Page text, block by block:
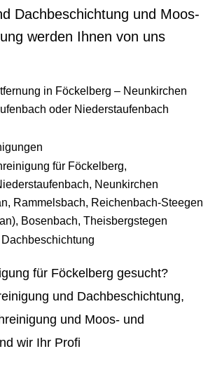
Dachbeschichtung und Moos-
werden Ihnen von uns
in Föckelberg – Neunkirchen
oder Niederstaufenbach
für Föckelberg,
Neunkirchen
Rammelsbach, Reichenbach-Steegen
Bosenbach, Theisbergstegen
für Föckelberg gesucht?
und Dachbeschichtung,
und Moos- und
wir Ihr Profi